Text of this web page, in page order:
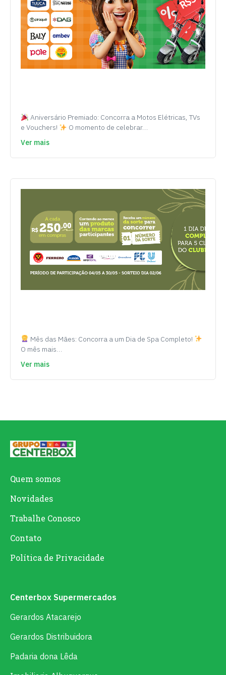
Aniversário Premiado: Concorra a Motos Elétricas, TVs
e Vouchers!
O momento de celebrar…
Ver mais
Mês das Mães: Concorra a um Dia de Spa Completo!
O mês mais…
Ver mais
Quem somos
Novidades
Trabalhe Conosco
Contato
Política de Privacidade
Centerbox Supermercados
Gerardos Atacarejo
Gerardos Distribuidora
Padaria dona Lêda